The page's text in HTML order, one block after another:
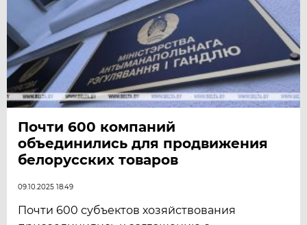
Почти 600 компаний
объединились для продвижения
белорусских товаров
09.10.2025 18:49
Почти 600 субъектов хозяйствования